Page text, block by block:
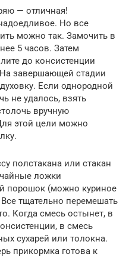
— отличная!
Но все
можно так. Замочить в
5 часов. Затем
до консистенции
На завершающей стадии
Если однородной
не удалось, взять
вручную
этой цели можно
полстакана или стакан
ложки
порошок (можно куриное
тщательно перемешать
Когда смесь остынет, в
в смесь
сухарей или толокна.
прикормка готова к